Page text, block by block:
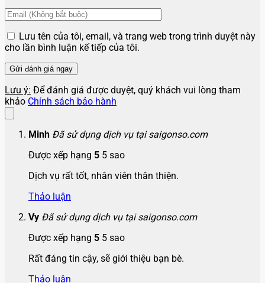
Lưu tên của tôi, email, và trang web trong trình duyệt này
cho lần bình luận kế tiếp của tôi.
Lưu ý: Để đánh giá được duyệt, quý khách vui lòng tham
khảo Chính sách bảo hành
Minh Đã sử dụng dịch vụ tại saigonso.com
Được xếp hạng 5 5 sao
Dịch vụ rất tốt, nhân viên thân thiện.
Thảo luận
Vy Đã sử dụng dịch vụ tại saigonso.com
Được xếp hạng 5 5 sao
Rất đáng tin cậy, sẽ giới thiệu bạn bè.
Thảo luận